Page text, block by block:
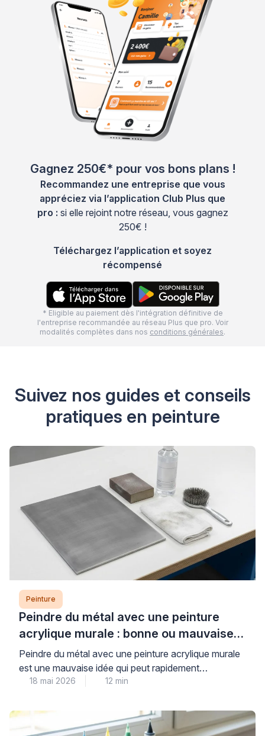
Gagnez 250€* pour vos bons plans !
Recommandez une entreprise que vous
appréciez via l’application Club Plus que
pro : si elle rejoint notre réseau, vous gagnez
250€ !
Téléchargez l’application et soyez
récompensé
* Eligible au paiement dès l'intégration définitive de
l'entreprise recommandée au réseau Plus que pro. Voir
modalités complètes dans nos conditions générales.
Suivez nos guides et conseils
pratiques en peinture
Peinture
Peindre du métal avec une peinture
acrylique murale : bonne ou mauvaise
idée ?
Peindre du métal avec une peinture acrylique murale
est une mauvaise idée qui peut rapidement
compromettre la durabilité et l’esthétique de vos
pour les surfaces poreuses comme le plâtre, n’offrent
ni l’adhérence ni la protection anticorrosion
18 mai 2026 12 min